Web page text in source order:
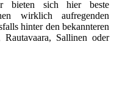
bieten sich hier beste
wirklich aufregenden
hinter den bekannteren
Rautavaara, Sallinen oder